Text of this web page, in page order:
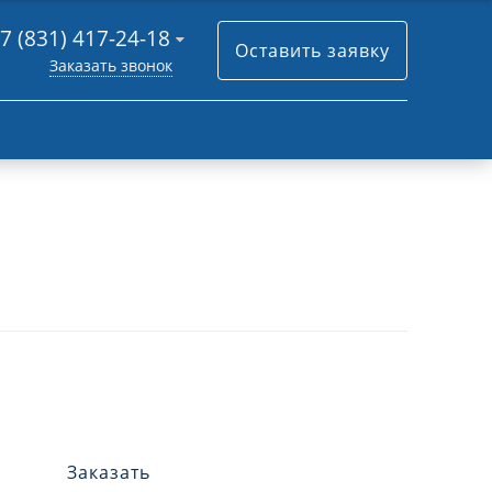
(831) 417-24-18
Заказать звонок
Оставить заявку
Заказать